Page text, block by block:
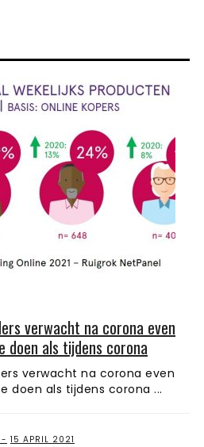
verwacht na corona even
doen als tijdens corona
verwacht na corona even
doen als tijdens corona ...
15 APRIL 2021